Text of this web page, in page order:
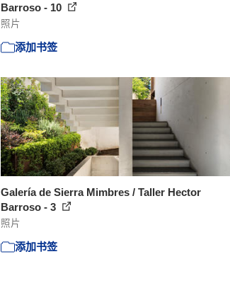
Barroso - 10
照片
添加书签
Galería de Sierra Mimbres / Taller Hector
Barroso - 3
照片
添加书签